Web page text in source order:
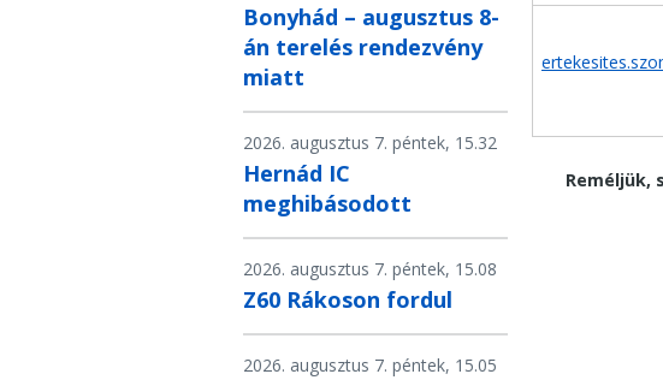
Bonyhád – augusztus 8-
án terelés rendezvény
miatt
2026. augusztus 7. péntek, 15.32
Hernád IC
meghibásodott
2026. augusztus 7. péntek, 15.08
Z60 Rákoson fordul
2026. augusztus 7. péntek, 15.05
Reméljük,